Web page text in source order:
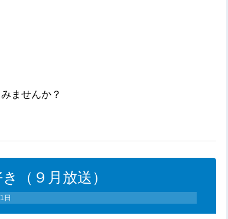
ませんか？
（９月放送）
日